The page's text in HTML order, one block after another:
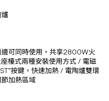
爐
邊可同時使用，共享2800W火
檯式兩種安裝使用方式 / 電磁
按鍵，快速加熱 / 電陶爐雙環
加熱區域